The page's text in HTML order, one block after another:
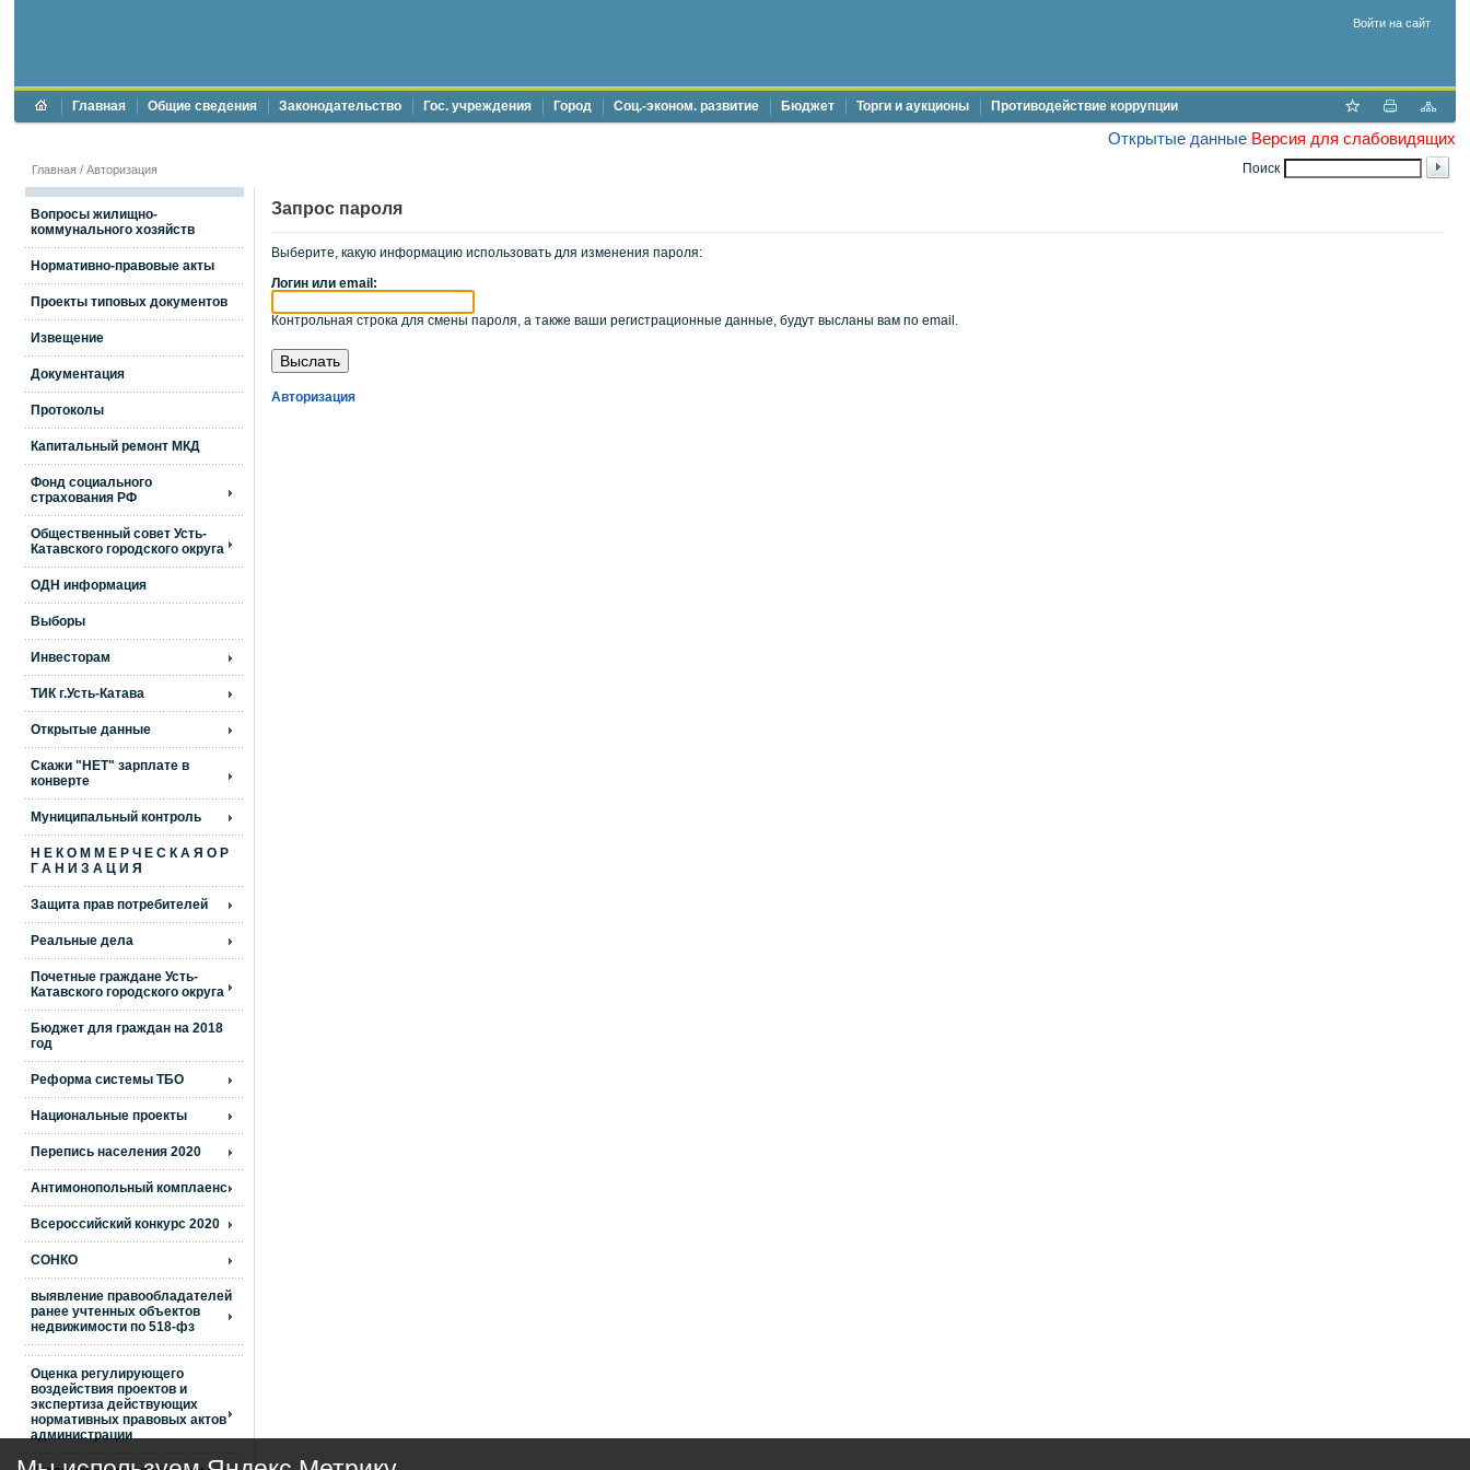
Войти на сайт
Главная Общие сведения Законодательство Гос. учреждения Город Соц.-эконом. развитие Бюджет Торги и аукционы Противодействие коррупции
Открытые данные Версия для слабовидящих
Поиск
Главная / Авторизация
Вопросы жилищно-
коммунального хозяйств
Нормативно-правовые акты
Проекты типовых документов
Извещение
Документация
Протоколы
Капитальный ремонт МКД
Фонд социального
страхования РФ
Общественный совет Усть-
Катавского городского округа
ОДН информация
Выборы
Инвесторам
ТИК г.Усть-Катава
Открытые данные
Скажи "НЕТ" зарплате в
конверте
Муниципальный контроль
Н Е К О М М Е Р Ч Е С К А Я О Р
Г А Н И З А Ц И Я
Защита прав потребителей
Реальные дела
Почетные граждане Усть-
Катавского городского округа
Бюджет для граждан на 2018
год
Реформа системы ТБО
Национальные проекты
Перепись населения 2020
Антимонопольный комплаенс
Всероссийский конкурс 2020
СОНКО
выявление правообладателей
ранее учтенных объектов
недвижимости по 518-фз
Оценка регулирующего
воздействия проектов и
экспертиза действующих
нормативных правовых актов
администрации
Запрос пароля
Выберите, какую информацию использовать для изменения пароля:
Логин или email:
Контрольная строка для смены пароля, а также ваши регистрационные данные, будут высланы вам по email.
Авторизация